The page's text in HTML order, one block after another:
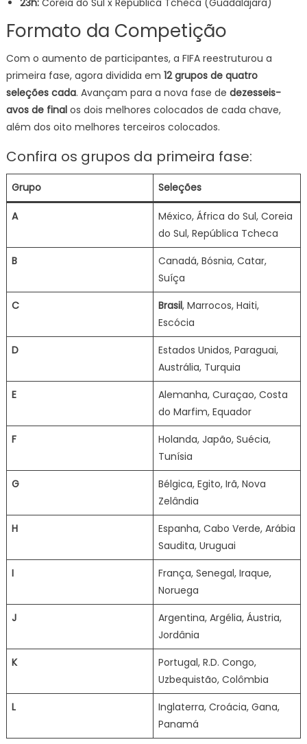
23h:Coreia do Sul x República Tcheca (Guadalajara)
Formato da Competição
Com o aumento de participantes, a FIFA reestruturou a
primeira fase, agora dividida em 12 grupos de quatro
seleções cada. Avançam para a nova fase de dezesseis-
avos de finalos dois melhores colocados de cada chave,
além dos oito melhores terceiros colocados.
Confira os grupos da primeira fase:
Grupo Seleções
A
México, África do Sul, Coreia
do Sul, República Tcheca
B
Canadá, Bósnia, Catar,
Suíça
C
Brasil, Marrocos, Haiti,
Escócia
D
Estados Unidos, Paraguai,
Austrália, Turquia
E
Alemanha, Curaçao, Costa
do Marfim, Equador
F
Holanda, Japão, Suécia,
Tunísia
G
Bélgica, Egito, Irã, Nova
Zelândia
H
Espanha, Cabo Verde, Arábia
Saudita, Uruguai
I
França, Senegal, Iraque,
Noruega
J
Argentina, Argélia, Áustria,
Jordânia
K
Portugal, R.D. Congo,
Uzbequistão, Colômbia
L
Inglaterra, Croácia, Gana,
Panamá